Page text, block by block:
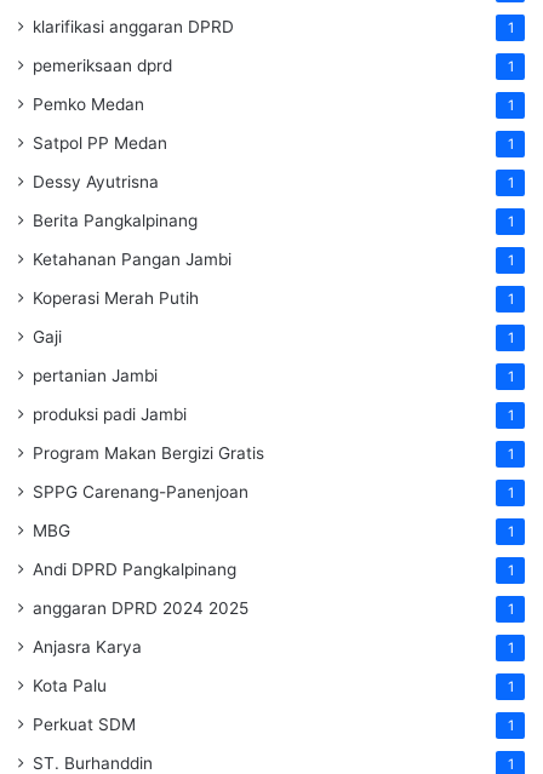
klarifikasi anggaran DPRD 1
pemeriksaan dprd 1
Pemko Medan 1
Satpol PP Medan 1
Dessy Ayutrisna 1
Berita Pangkalpinang 1
Ketahanan Pangan Jambi 1
Koperasi Merah Putih 1
Gaji 1
pertanian Jambi 1
produksi padi Jambi 1
Program Makan Bergizi Gratis 1
SPPG Carenang-Panenjoan 1
MBG 1
Andi DPRD Pangkalpinang 1
anggaran DPRD 2024 2025 1
Anjasra Karya 1
Kota Palu 1
Perkuat SDM 1
ST. Burhanddin 1